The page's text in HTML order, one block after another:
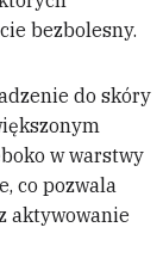
bezbolesny.
do skóry
w warstwy
co pozwala
aktywowanie